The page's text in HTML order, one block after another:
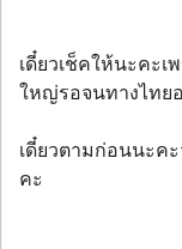
เดี๋ยวเช็คให้นะคะ
ใหญ่รอจนทางไทย
เดี๋ยวตามก่อนนะค
คะ